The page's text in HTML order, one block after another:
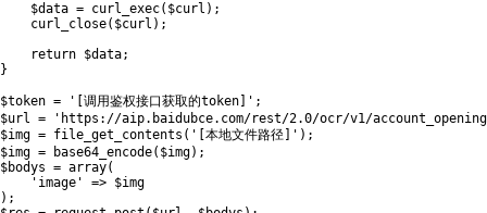
$data = curl_exec( $curl ) ;
curl_close( $curl ) ;
return $data;
}
$token = '[调用鉴权接口获取的token]' ;
$url =
'https://aip.baidubce.com/rest/2.0/ocr/v1/
$img = file_get_contents ( '[本地文件路径]' ) ;
$img = base64_encode( $img) ;
$bodys = array(
'image'
=> $img
) ;